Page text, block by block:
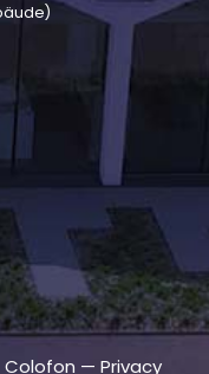
Colofon — Privacy